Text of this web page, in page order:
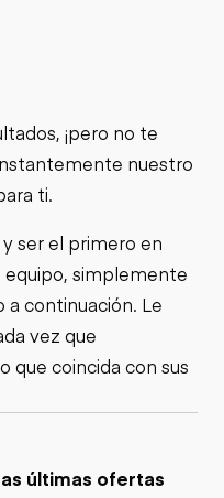
¡pero no te
nuestro
ti.
ser el primero en
equipo, simplemente
continuación. Le
vez que
que coincida con sus
últimas ofertas